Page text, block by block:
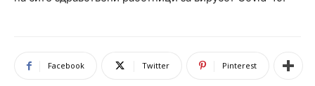
Facebook Twitter Pinterest